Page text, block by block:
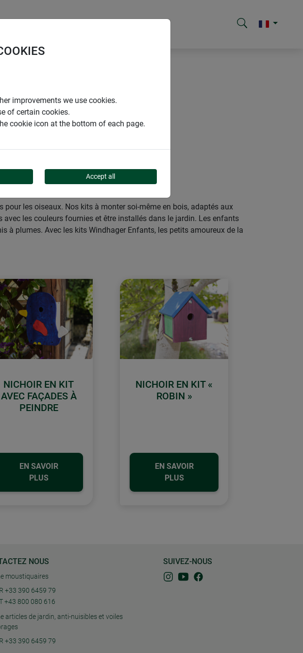
les oiseaux. Nos kits à monter soi-même en bois, adaptés aux
les couleurs fournies et être installés dans le jardin. Les enfants
à plumes. Avec les kits Windhager Enfants, les petits amoureux de la
NICHOIR EN KIT
AVEC FAÇADES À
PEINDRE
EN SAVOIR
PLUS
NICHOIR EN KIT «
ROBIN »
EN SAVOIR
PLUS
NOUS
moustiquaires
+33 390 6459 79
+43 800 080 616
articles de jardin, anti-nuisibles et voiles
+33 390 6459 79
SUIVEZ-NOUS
improvements we use cookies.
of certain cookies.
cookie icon at the bottom of each page.
Accept all